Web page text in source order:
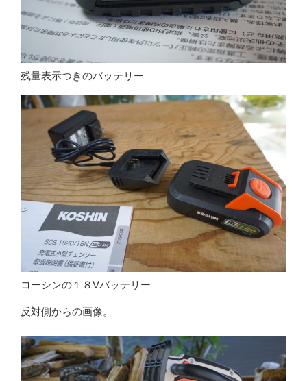
残量表示つきのバッテリー
コーシンの１８Vバッテリー
反対側からの画像。